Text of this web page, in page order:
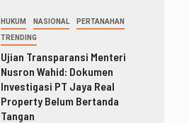
HUKUM NASIONAL PERTANAHAN
TRENDING
Ujian Transparansi Menteri
Nusron Wahid: Dokumen
Investigasi PT Jaya Real
Property Belum Bertanda
Tangan